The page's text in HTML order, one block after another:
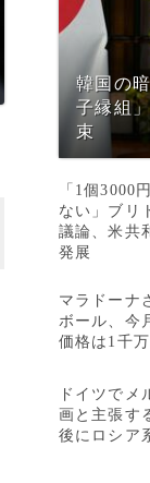
韓国の
子縁組
束
「1個3000
ない」ブリ
議論、米共
発展
マラドーナ
ボール、今
価格は1千
ドイツでメ
画と主張す
後にロシア